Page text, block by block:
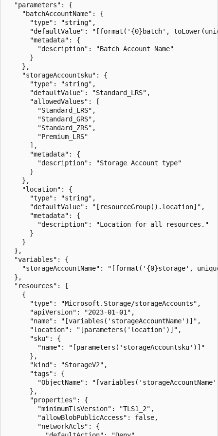
  "parameters": {
    "batchAccountName": {
      "type": "string",
"defaultValue": "[format('{0}batch',
      "metadata": {
        "description": "Batch Account Name"
      }
    },
    "storageAccountsku": {
      "type": "string",
      "defaultValue": "Standard_LRS",
      "allowedValues": [
        "Standard_LRS",
        "Standard_GRS",
        "Standard_ZRS",
        "Premium_LRS"
      ],
      "metadata": {
        "description": "Storage Account type"
      }
    },
    "location": {
      "type": "string",
      "defaultValue": "[resourceGroup().location]",
      "metadata": {
        "description": "Location for all resources."
      }
    }
  },
  "variables": {
"storageAccountName": "[format('{0}storage',
  },
  "resources": [
    {
      "type": "Microsoft.Storage/storageAccounts",
      "apiVersion": "2023-01-01",
      "name": "[variables('storageAccountName')]",
      "location": "[parameters('location')]",
      "sku": {
        "name": "[parameters('storageAccountsku')]"
      },
      "kind": "StorageV2",
      "tags": {
"ObjectName":
      },
      "properties": {
        "minimumTlsVersion": "TLS1_2",
        "allowBlobPublicAccess": false,
        "networkAcls": {